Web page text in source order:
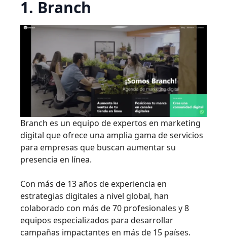
1. Branch
Branch es un equipo de expertos en marketing
digital que ofrece una amplia gama de servicios
para empresas que buscan aumentar su
presencia en línea.
Con más de 13 años de experiencia en
estrategias digitales a nivel global, han
colaborado con más de 70 profesionales y 8
equipos especializados para desarrollar
campañas impactantes en más de 15 países.